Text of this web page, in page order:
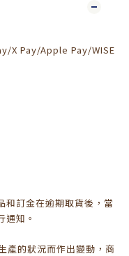
X Pay/Apple Pay/WISE
和訂金在逾期取貨後，當
通知。
產的狀況而作出變動，商